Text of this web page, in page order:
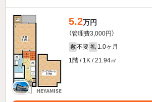
5.2万円
（管理費3,000円）
敷 不要 礼 1.0ヶ月
1階 / 1K / 21.94㎡